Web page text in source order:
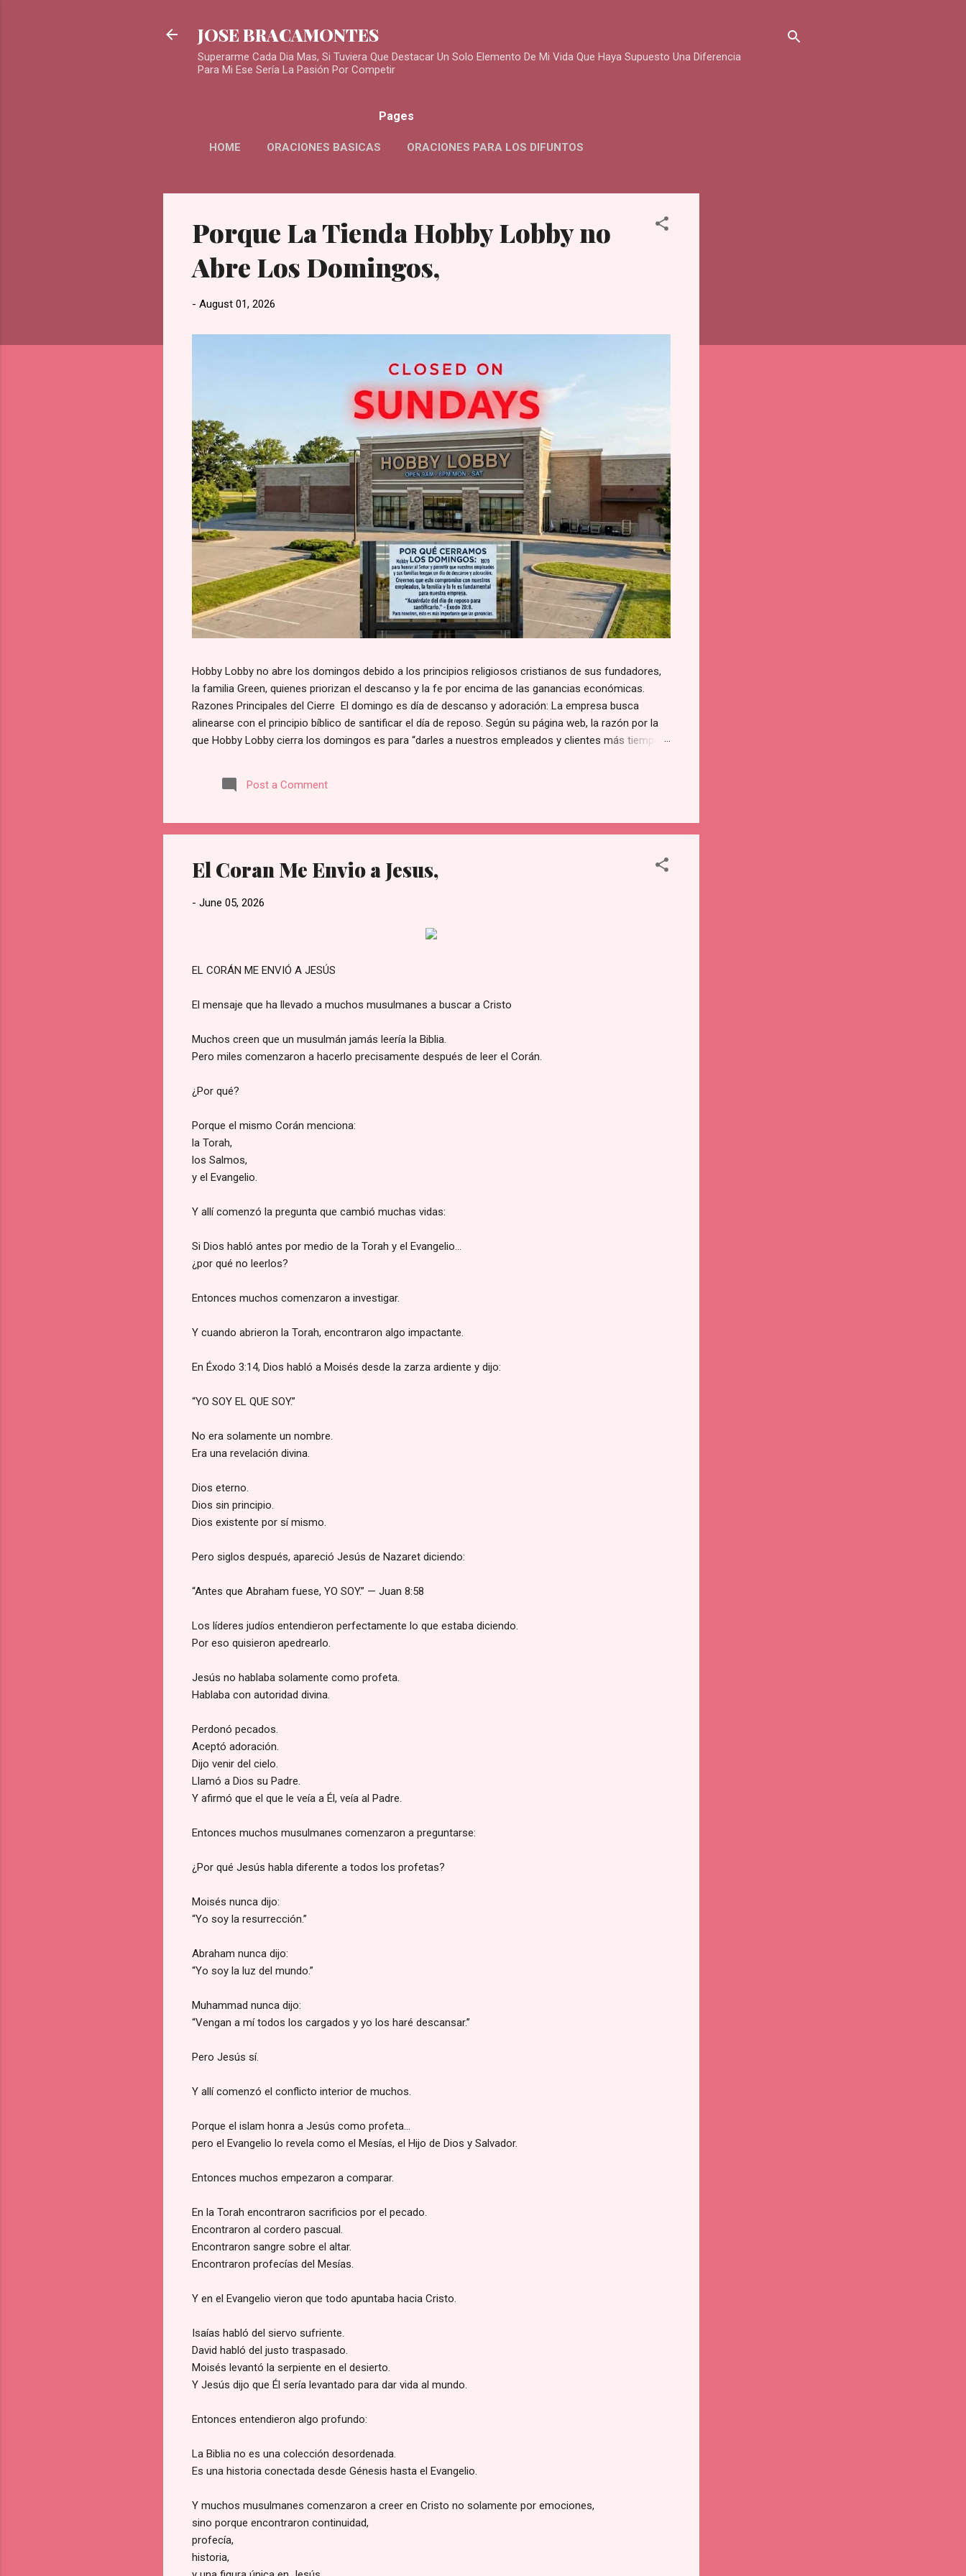
JOSE BRACAMONTES
Superarme Cada Dia Mas, Si Tuviera Que Destacar Un Solo Elemento De Mi Vida Que Haya Supuesto Una Diferencia
Para Mi Ese Sería La Pasión Por Competir
Pages
HOME ORACIONES BASICAS ORACIONES PARA LOS DIFUNTOS
Porque La Tienda Hobby Lobby no
Abre Los Domingos,
- August 01, 2026
Hobby Lobby no abre los domingos debido a los principios religiosos cristianos de sus fundadores,
la familia Green, quienes priorizan el descanso y la fe por encima de las ganancias económicas.
Razones Principales del Cierre El domingo es día de descanso y adoración: La empresa busca
alinearse con el principio bíblico de santificar el día de reposo. Según su página web, la razón por la
que Hobby Lobby cierra los domingos es para “darles a nuestros empleados y clientes más tiempo
de Hobby Lobby. Prioridad Sobre las Ganancias: La directiva reconoce que esta medida representa
una pérdida financiera sustancial al no operar en un día de altas ventas. Sin embargo, sostienen
empresa: Esta política no es nueva; se ha mantenido intacta a nivel nacional desde que se inaugur...
Post a Comment
El Coran Me Envio a Jesus,
- June 05, 2026
EL CORÁN ME ENVIÓ A JESÚS
El mensaje que ha llevado a muchos musulmanes a buscar a Cristo
Muchos creen que un musulmán jamás leería la Biblia.
Pero miles comenzaron a hacerlo precisamente después de leer el Corán.
¿Por qué?
Porque el mismo Corán menciona:
la Torah,
los Salmos,
y el Evangelio.
Y allí comenzó la pregunta que cambió muchas vidas:
Si Dios habló antes por medio de la Torah y el Evangelio…
¿por qué no leerlos?
Entonces muchos comenzaron a investigar.
Y cuando abrieron la Torah, encontraron algo impactante.
En Éxodo 3:14, Dios habló a Moisés desde la zarza ardiente y dijo:
“YO SOY EL QUE SOY.”
No era solamente un nombre.
Era una revelación divina.
Dios eterno.
Dios sin principio.
Dios existente por sí mismo.
Pero siglos después, apareció Jesús de Nazaret diciendo:
“Antes que Abraham fuese, YO SOY.” — Juan 8:58
Los líderes judíos entendieron perfectamente lo que estaba diciendo.
Por eso quisieron apedrearlo.
Jesús no hablaba solamente como profeta.
Hablaba con autoridad divina.
Perdonó pecados.
Aceptó adoración.
Dijo venir del cielo.
Llamó a Dios su Padre.
Y afirmó que el que le veía a Él, veía al Padre.
Entonces muchos musulmanes comenzaron a preguntarse:
¿Por qué Jesús habla diferente a todos los profetas?
Moisés nunca dijo:
“Yo soy la resurrección.”
Abraham nunca dijo:
“Yo soy la luz del mundo.”
Muhammad nunca dijo:
“Vengan a mí todos los cargados y yo los haré descansar.”
Pero Jesús sí.
Y allí comenzó el conflicto interior de muchos.
Porque el islam honra a Jesús como profeta…
pero el Evangelio lo revela como el Mesías, el Hijo de Dios y Salvador.
Entonces muchos empezaron a comparar.
En la Torah encontraron sacrificios por el pecado.
Encontraron al cordero pascual.
Encontraron sangre sobre el altar.
Encontraron profecías del Mesías.
Y en el Evangelio vieron que todo apuntaba hacia Cristo.
Isaías habló del siervo sufriente.
David habló del justo traspasado.
Moisés levantó la serpiente en el desierto.
Y Jesús dijo que Él sería levantado para dar vida al mundo.
Entonces entendieron algo profundo:
La Biblia no es una colección desordenada.
Es una historia conectada desde Génesis hasta el Evangelio.
Y muchos musulmanes comenzaron a creer en Cristo no solamente por emociones,
sino porque encontraron continuidad,
profecía,
historia,